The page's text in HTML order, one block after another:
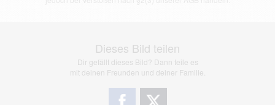
Dieses Bild teilen
Dir gefällt dieses Bild? Dann teile es
mit deinen Freunden und deiner Familie.